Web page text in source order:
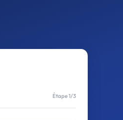
Étape 1/3